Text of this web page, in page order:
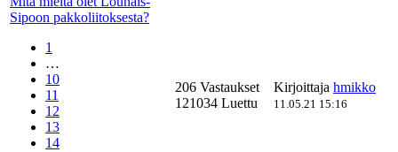
Sipoon pakkoliitoksesta?
1
…
10
11
12
13
14
206 Vastaukset
121034 Luettu
Kirjoittaja hmikko
11.05.21 15:16